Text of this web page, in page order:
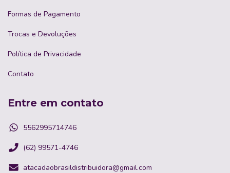
Formas de Pagamento
Trocas e Devoluções
Política de Privacidade
Contato
Entre em contato
5562995714746
(62) 99571-4746
atacadaobrasildistribuidora@gmail.com